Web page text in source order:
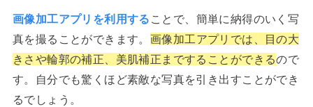
画像加工アプリを利用する ことで、簡単に納得のいく写
真を撮ることができます。 画像加工アプリでは、目の大
きさや輪郭の補正、美肌補正まですることができるので
す。自分でも驚くほど素敵な写真を引き出すことができ
るでしょう。